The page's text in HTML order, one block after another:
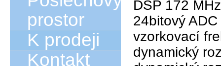
prostor
K prodeji
Kontakt
DSP 172
24bitový
vzorkovací
dynamický